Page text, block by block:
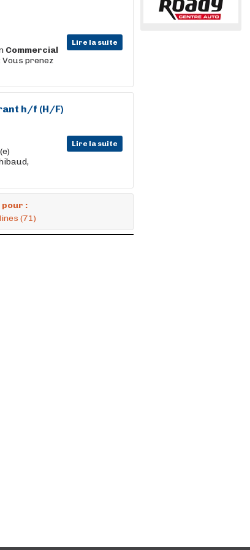
Lire la suite
Commercial
Vous prenez
h/f (H/F)
Lire la suite
(e)
pour :
(71)